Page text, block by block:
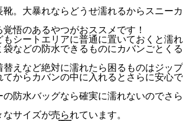
靴。大暴れならどうせ濡れるからスニーカ
悟のあるやつがおススメです！
もシートエリアに普通に置いておくと濡れ
などの防水できるものにカバンごとくる
替えなど絶対に濡れたら困るものはジップ
てからカバンの中に入れるとさらに安心で
の防水バッグなら確実に濡れないのでさら
サイズが売られています。